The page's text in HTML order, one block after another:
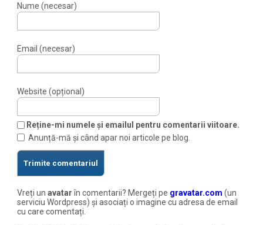
Nume (necesar)
Email (necesar)
Website (opțional)
Reține-mi numele și emailul pentru comentarii viitoare.
Anunță-mă și când apar noi articole pe blog.
Vreți unavatarîn comentarii? Mergeți pe gravatar.com (un
serviciu Wordpress) și asociați o imagine cu adresa de email
cu care comentați.